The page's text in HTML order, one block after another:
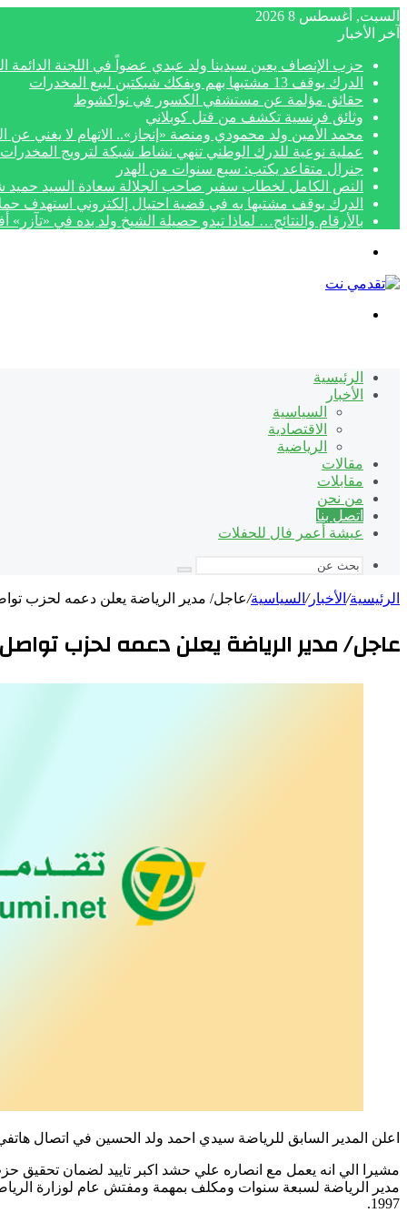
السبت, أغسطس 8 2026
آخر الأخبار
حزب الإنصاف يعين سيدينا ولد عبدي عضواً في اللجنة الدائمة
الدرك يوقف 13 مشتبها بهم ويفكك شبكتين لبيع المخدرات
حقائق مؤلمة عن مستشفي الكسور في نواكشوط
وثائق فرنسية تكشف من قتل كوبلاني
محمد الأمين ولد محمودي ومنصة «إنجاز».. الاتهام لا يغني عن
عملية نوعية للدرك الوطني تنهي نشاط شبكة لترويج المخدرات
جنرال متقاعد يكتب: سبع سنوات من الهدر
النص الكامل لخطاب سفير صاحب الجلالة سعادة السيد حميد شبار بمناسبة
الدرك يوقف مشتبها به في قضية احتيال إلكتروني استهدف
بالأرقام والنتائج… لماذا تبدو حصيلة الشيخ ولد بده في
الرئيسية
الأخبار
السياسية
الاقتصادية
الرياضية
مقالات
مقابلات
من نحن
اتصل بنا
عيشة أعمر فال للحفلات
بحث
عن
الرئيسية/ الأخبار/ السياسية/عاجل/ مدير الرياضة يعلن دعمه لحزب
عاجل/ مدير الرياضة يعلن دعمه لحزب
اعلن المدير السابق للرياضة سيدي احمد ولد الحسين في اتصال
مشيرا الي انه يعمل مع انصاره علي حشد اكبر تاييد لضمان تحقيق
1997.